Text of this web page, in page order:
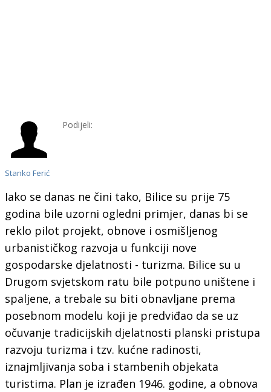
Stanko Ferić
Podijeli:
Iako se danas ne čini tako, Bilice su prije 75
godina bile uzorni ogledni primjer, danas bi se
reklo pilot projekt, obnove i osmišljenog
urbanističkog razvoja u funkciji nove
gospodarske djelatnosti - turizma. Bilice su u
Drugom svjetskom ratu bile potpuno uništene i
spaljene, a trebale su biti obnavljane prema
posebnom modelu koji je predviđao da se uz
očuvanje tradicijskih djelatnosti planski pristupa
razvoju turizma i tzv. kućne radinosti,
iznajmljivanja soba i stambenih objekata
turistima. Plan je izrađen 1946. godine, a obnova